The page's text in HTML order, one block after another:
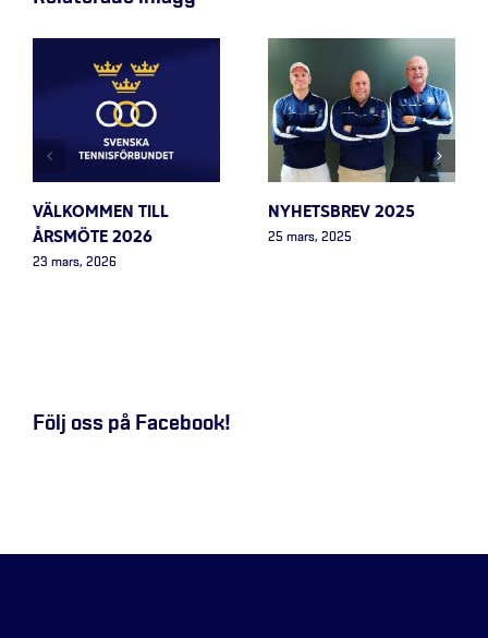
VÄLKOMMEN TILL
ÅRSMÖTE 2026
23 mars, 2026
NYHETSBREV 2025
25 mars, 2025
Följ oss på Facebook!